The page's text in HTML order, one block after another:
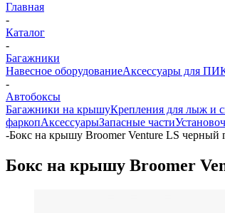
Главная
-
Каталог
-
Багажники
Навесное оборудованиеАксессуары для
-
Автобоксы
Багажники на крышуКрепления для лыж и
фаркопАксессуарыЗапасные части
-Бокс на крышу Broomer Venture LS черный
Бокс на крышу Broomer